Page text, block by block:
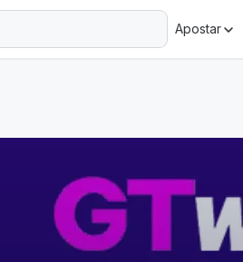
Apostar
+18 Ministério da Fazenda adverte: